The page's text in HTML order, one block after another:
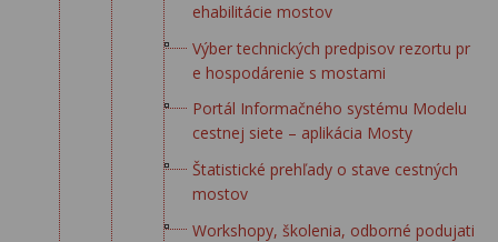
ehabilitácie mostov
Výber technických predpisov rezortu pr
e hospodárenie s mostami
Portál Informačného systému Modelu
cestnej siete – aplikácia Mosty
Štatistické prehľady o stave cestných
mostov
Workshopy, školenia, odborné podujati